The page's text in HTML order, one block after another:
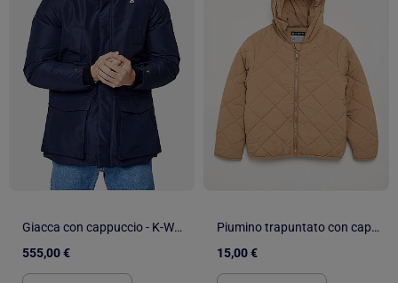
Giacca con cappuccio - K-Way
555,00 €
Piumino trapuntato con cappuccio
15,00 €